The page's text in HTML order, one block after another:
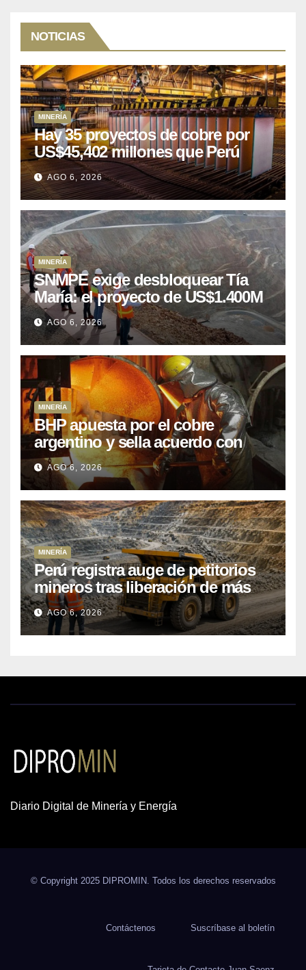
NOTICIAS
MINERÍA
Hay 35 proyectos de cobre por
US$45,402 millones que Perú
puede aprovechar
AGO 6, 2026
MINERÍA
SNMPE exige desbloquear Tía
María: el proyecto de US$1.400M
que Perú lleva 15 años
posponiendo
AGO 6, 2026
MINERÍA
BHP apuesta por el cobre
argentino y sella acuerdo con
Kobrea para siete proyecto
AGO 6, 2026
MINERÍA
Perú registra auge de petitorios
mineros tras liberación de más
de mil concesiones para explorar
cobre y oro
AGO 6, 2026
Diario Digital de Minería y Energía
© Copyright 2025 DIPROMIN. Todos los derechos reservados
Contáctenos Suscríbase al boletín